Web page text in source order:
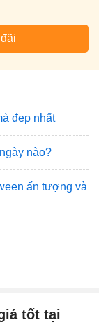
đẹp nhất
nào?
ấn tượng và
tốt tại